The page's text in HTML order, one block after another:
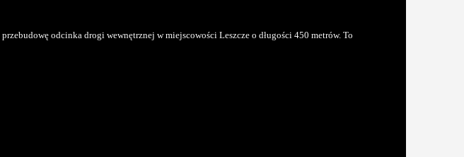
odcinka drogi wewnętrznej w miejscowości Leszcze o długości 450 metrów. To